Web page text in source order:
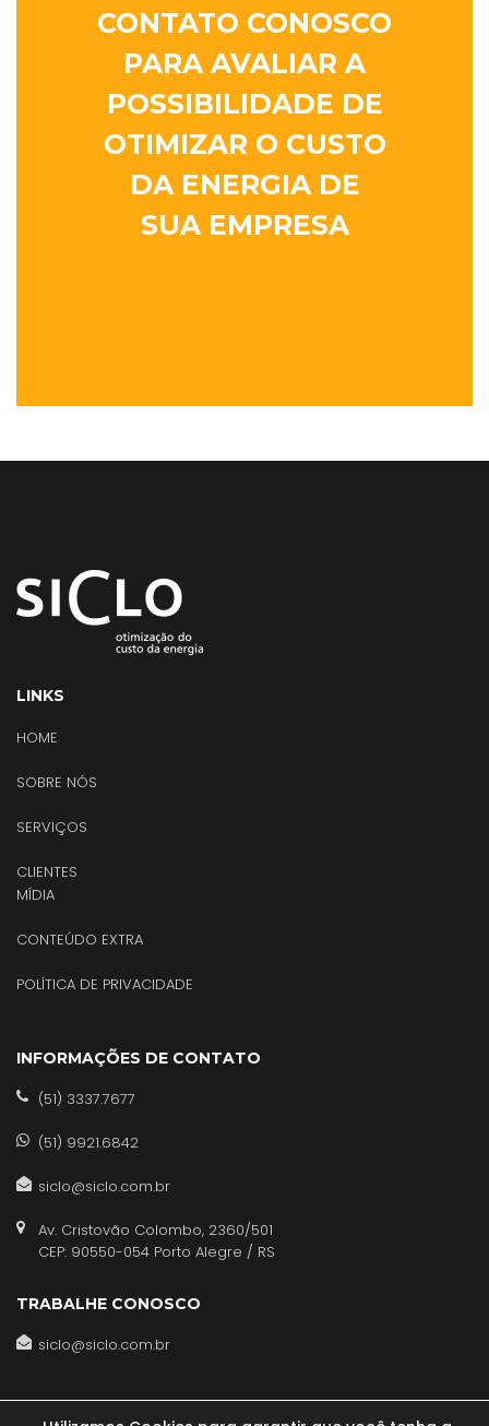
CONTATO CONOSCO
PARA AVALIAR A
POSSIBILIDADE DE
OTIMIZAR O CUSTO
DA ENERGIA DE
SUA EMPRESA
LINKS
HOME
SOBRE NÓS
SERVIÇOS
CLIENTES
MÍDIA
CONTEÚDO EXTRA
POLÍTICA DE PRIVACIDADE
INFORMAÇÕES DE CONTATO
(51) 3337.7677
(51) 9921.6842
siclo@siclo.com.br
Av. Cristovão Colombo, 2360/501
CEP: 90550-054 Porto Alegre / RS
TRABALHE CONOSCO
siclo@siclo.com.br